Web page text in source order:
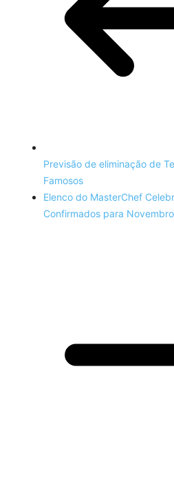
Previsão de eliminação de
Famosos
Elenco do MasterChef
Confirmados para Novembro